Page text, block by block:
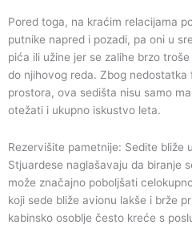
Pored toga, na kraćim relacijama
putnike napred i pozadi, pa oni u
pića ili užine jer se zalihe brzo
do njihovog reda. Zbog
prostora, ova sedišta nisu samo
otežati i ukupno iskustvo leta.
Rezervišite pametnije: Sedite bliže
Stjuardese naglašavaju da biranje
može značajno poboljšati
koji sede bliže avionu lakše i brže
kabinsko osoblje često kreće s